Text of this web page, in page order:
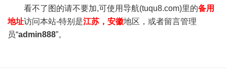
看不了图的请不要加,可使用导航(tuqu8.com)里的备用
地址访问本站-特别是江苏，安徽地区，或者留言管理
员“admin888”。